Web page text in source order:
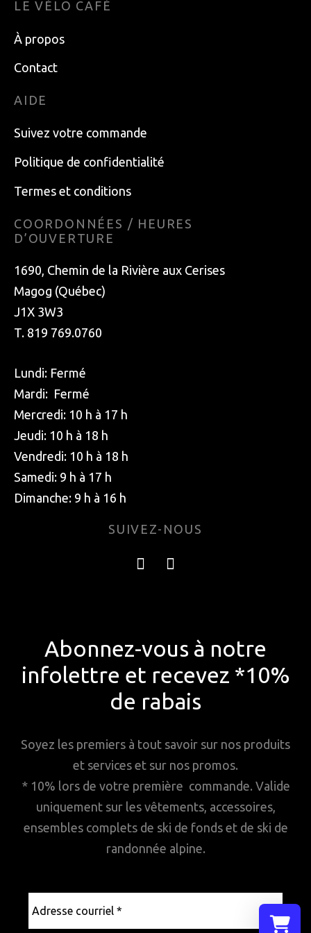
LE VÉLO CAFÉ
À propos
Contact
AIDE
Suivez votre commande
Politique de confidentialité
Termes et conditions
COORDONNÉES / HEURES
D’OUVERTURE
1690, Chemin de la Rivière aux Cerises
Magog (Québec)
J1X 3W3
T. 819 769.0760
Lundi: Fermé
Mardi: Fermé
Mercredi: 10 h à 17 h
Jeudi: 10 h à 18 h
Vendredi: 10 h à 18 h
Samedi: 9 h à 17 h
Dimanche: 9 h à 16 h
SUIVEZ-NOUS
Abonnez-vous à notre
infolettre et recevez *10%
de rabais
Soyez les premiers à tout savoir sur nos produits
et services et sur nos promos.
* 10% lors de votre première commande. Valide
uniquement sur les vêtements, accessoires,
ensembles complets de ski de fonds et de ski de
randonnée alpine.
courriel
*